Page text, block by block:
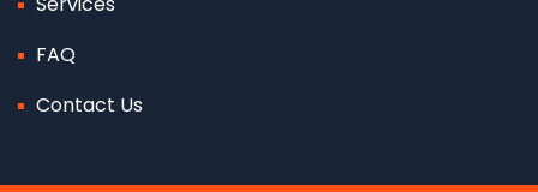
FAQ
Contact Us